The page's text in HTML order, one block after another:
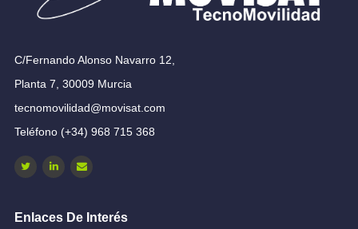
C/Fernando Alonso Navarro 12,
Planta 7, 30009 Murcia
tecnomovilidad@movisat.com
Teléfono (+34) 968 715 368
Enlaces De Interés